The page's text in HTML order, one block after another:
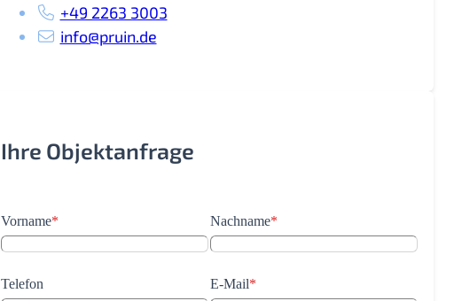
+49 2263 3003
info@pruin.de
Ihre Objektanfrage
Vorname* Nachname*
Telefon E-Mail*